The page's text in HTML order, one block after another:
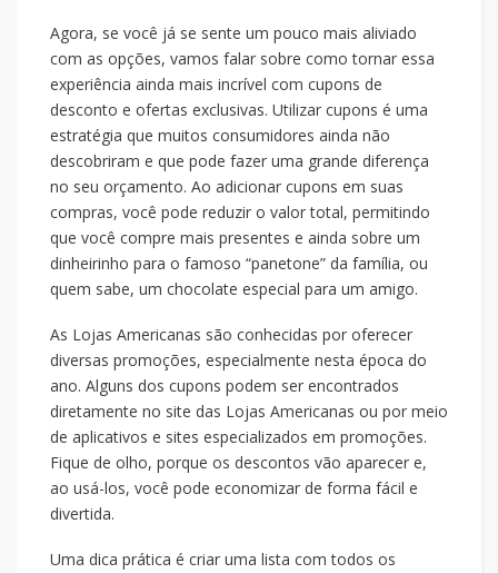
Agora, se você já se sente um pouco mais aliviado
com as opções, vamos falar sobre como tornar essa
experiência ainda mais incrível com cupons de
desconto e ofertas exclusivas. Utilizar cupons é uma
estratégia que muitos consumidores ainda não
descobriram e que pode fazer uma grande diferença
no seu orçamento. Ao adicionar cupons em suas
compras, você pode reduzir o valor total, permitindo
que você compre mais presentes e ainda sobre um
dinheirinho para o famoso “panetone” da família, ou
quem sabe, um chocolate especial para um amigo.
As Lojas Americanas são conhecidas por oferecer
diversas promoções, especialmente nesta época do
ano. Alguns dos cupons podem ser encontrados
diretamente no site das Lojas Americanas ou por meio
de aplicativos e sites especializados em promoções.
Fique de olho, porque os descontos vão aparecer e,
ao usá-los, você pode economizar de forma fácil e
divertida.
Uma dica prática é criar uma lista com todos os